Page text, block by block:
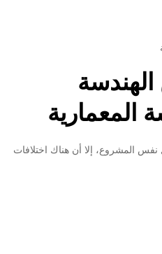
الهندسة
المعمارية
المشروع، إلا أن هناك اختلافات